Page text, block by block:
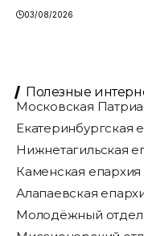
03/08/2026
Полезные
Московская
Екатеринбургская
Нижнетагильская
Каменская епархия
Алапаевская
Молодёжный отдел